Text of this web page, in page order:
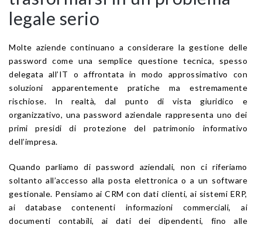
legale serio
Molte aziende continuano a considerare la gestione delle
password come una semplice questione tecnica, spesso
delegata all’IT o affrontata in modo approssimativo con
soluzioni apparentemente pratiche ma estremamente
rischiose. In realtà, dal punto di vista giuridico e
organizzativo, una password aziendale rappresenta uno dei
primi presidi di protezione del patrimonio informativo
dell’impresa.
Quando parliamo di password aziendali, non ci riferiamo
soltanto all’accesso alla posta elettronica o a un software
gestionale. Pensiamo ai CRM con dati clienti, ai sistemi ERP,
ai database contenenti informazioni commerciali, ai
documenti contabili, ai dati dei dipendenti, fino alle